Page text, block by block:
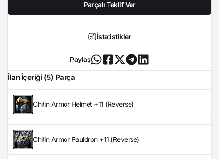
Parçalı Teklif Ver
İstatistikler
Paylaş
İlan İçeriği (5) Parça
Chitin Armor Helmet +11 (Reverse)
Chitin Armor Pauldron +11 (Reverse)